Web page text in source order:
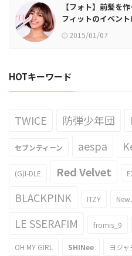
【フォト】前髪を
フィットのイベント
2015/01/07
HOTキーワード
TWICE 防弾少年団
セブンティーン aespa
(G)I-DLE Red Velvet
BLACKPINK ITZY
LE SSERAFIM fromis_9
OH MY GIRL SHINee ヨジ